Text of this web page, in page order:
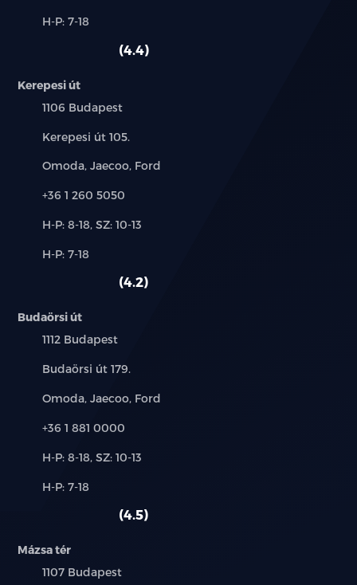
használt
Alkatrész,
H-P: 7-18
4.4
Kerepesi út
Település:
1106 Budapest
Cím:
Kerepesi út 105.
Márkák:
Omoda, Jaecoo, Ford
Telefon:
+36 1 260 5050
Új-
használt
H-P: 8-18, SZ: 10-13
Alkatrész,
H-P: 7-18
4.2
Budaörsi út
Település:
1112 Budapest
Cím:
Budaörsi út 179.
Márkák:
Omoda, Jaecoo, Ford
Telefon:
+36 1 881 0000
Új-
használt
H-P: 8-18, SZ: 10-13
Alkatrész,
H-P: 7-18
4.5
Mázsa tér
Település:
1107 Budapest